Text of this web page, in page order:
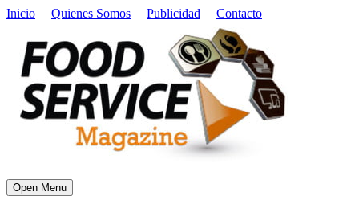
Inicio Quienes Somos Publicidad Contacto
Open Menu